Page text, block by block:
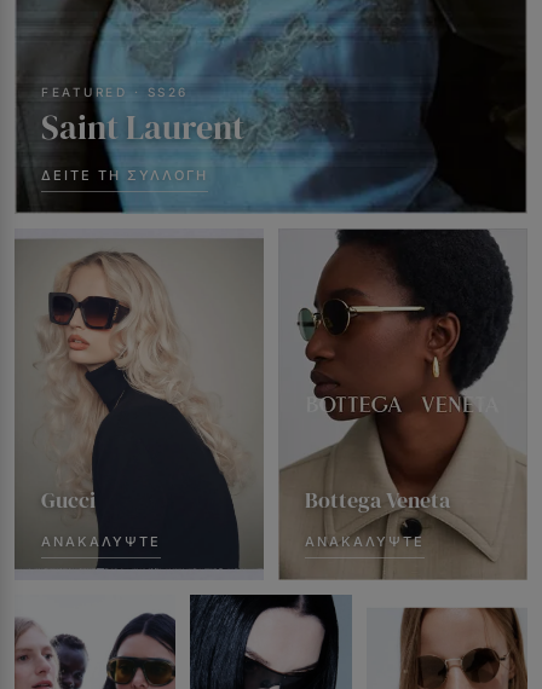
FEATURED · SS26
Saint Laurent
ΔΕΊΤΕ ΤΗ ΣΥΛΛΟΓΉ
Gucci
ΑΝΑΚΑΛΎΨΤΕ
Bottega Veneta
ΑΝΑΚΑΛΎΨΤΕ